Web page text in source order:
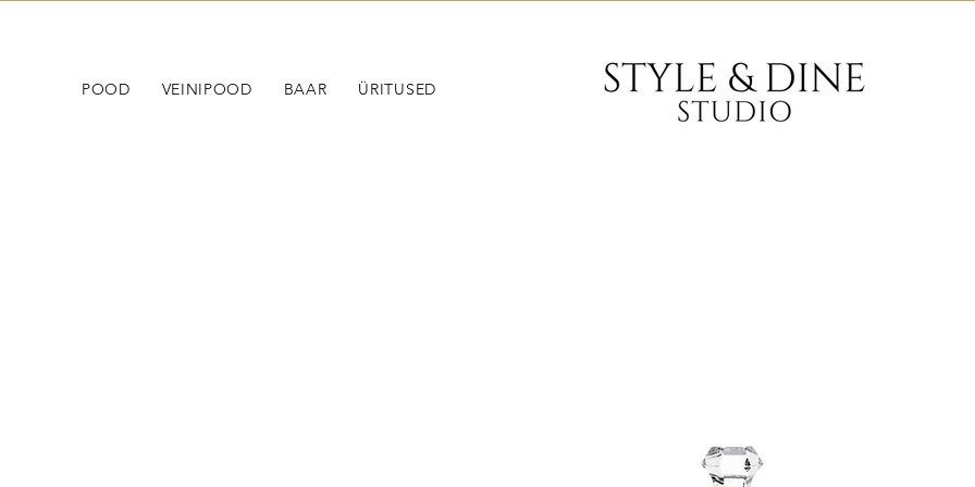
POOD VEINIPOOD BAAR ÜRITUSED